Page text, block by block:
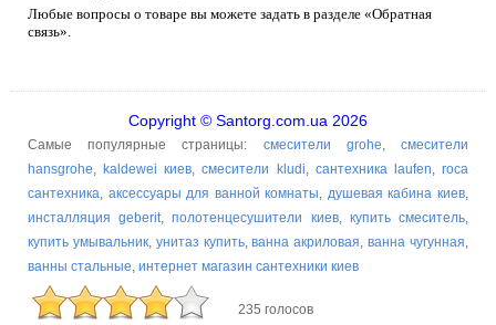
Любые вопросы о товаре вы можете задать в разделе «Обратная
связь».
Copyright © Santorg.com.ua 2026
Самые популярные страницы: смесители grohe,смесители
hansgrohe, kaldewei киев,смесители kludi, сантехника laufen,roca
сантехника, аксессуары для ванной комнаты, душевая кабина киев,
инсталляция geberit,полотенцесушители киев, купить смеситель,
купить умывальник, унитаз купить,ванна акриловая,ванна чугунная,
ванны стальные, интернет магазин сантехники киев
235 голосов